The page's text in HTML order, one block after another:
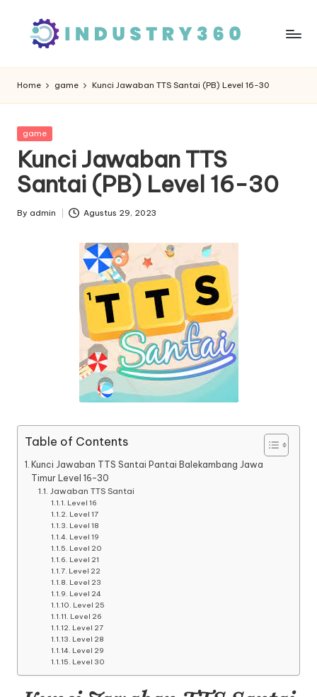
Home game Kunci Jawaban TTS Santai (PB) Level 16-30
Posted
game
Kunci Jawaban TTS
Santai (PB) Level 16-30
Posted
By admin Agustus 29, 2023
Table of Contents
Kunci Jawaban TTS Santai Pantai Balekambang Jawa
Timur Level 16-30
Jawaban TTS Santai
Level 16
Level 17
Level 18
Level 19
Level 20
Level 21
Level 22
Level 23
Level 24
Level 25
Level 26
Level 27
Level 28
Level 29
Level 30